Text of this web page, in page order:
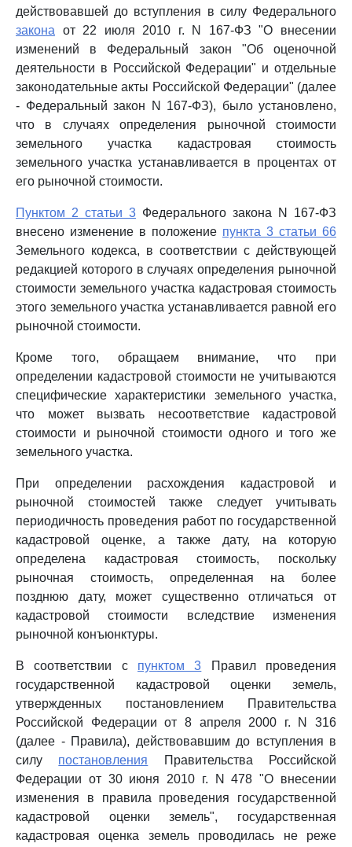
действовавшей до вступления в силу Федерального
закона от 22 июля 2010 г. N 167-ФЗ "О внесении
изменений в Федеральный закон "Об оценочной
деятельности в Российской Федерации" и отдельные
законодательные акты Российской Федерации" (далее
- Федеральный закон N 167-ФЗ), было установлено,
что в случаях определения рыночной стоимости
земельного участка кадастровая стоимость
земельного участка устанавливается в процентах от
его рыночной стоимости.
Пунктом 2 статьи 3 Федерального закона N 167-ФЗ
внесено изменение в положение пункта 3 статьи 66
Земельного кодекса, в соответствии с действующей
редакцией которого в случаях определения рыночной
стоимости земельного участка кадастровая стоимость
этого земельного участка устанавливается равной его
рыночной стоимости.
Кроме того, обращаем внимание, что при
определении кадастровой стоимости не учитываются
специфические характеристики земельного участка,
что может вызвать несоответствие кадастровой
стоимости и рыночной стоимости одного и того же
земельного участка.
При определении расхождения кадастровой и
рыночной стоимостей также следует учитывать
периодичность проведения работ по государственной
кадастровой оценке, а также дату, на которую
определена кадастровая стоимость, поскольку
рыночная стоимость, определенная на более
позднюю дату, может существенно отличаться от
кадастровой стоимости вследствие изменения
рыночной конъюнктуры.
В соответствии с пунктом 3 Правил проведения
государственной кадастровой оценки земель,
утвержденных постановлением Правительства
Российской Федерации от 8 апреля 2000 г. N 316
(далее - Правила), действовавшим до вступления в
силу постановления Правительства Российской
Федерации от 30 июня 2010 г. N 478 "О внесении
изменения в правила проведения государственной
кадастровой оценки земель", государственная
кадастровая оценка земель проводилась не реже